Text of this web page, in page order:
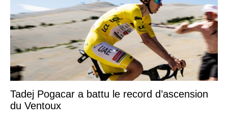
Tadej Pogacar a battu le record d’ascension
du Ventoux